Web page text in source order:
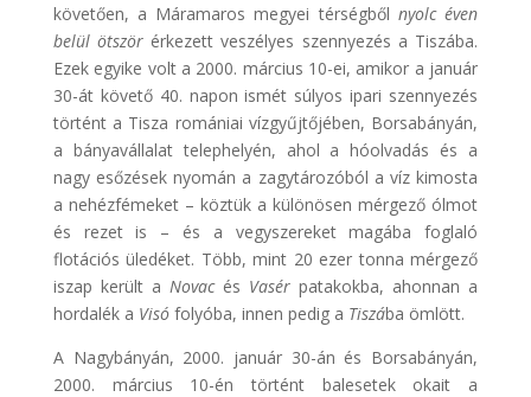
követően, a Máramaros megyei térségből nyolc éven
belül ötször érkezett veszélyes szennyezés a Tiszába.
Ezek egyike volt a 2000. március 10-ei, amikor a január
30-át követő 40. napon ismét súlyos ipari szennyezés
történt a Tisza romániai vízgyűjtőjében, Borsabányán,
a bányavállalat telephelyén, ahol a hóolvadás és a
nagy esőzések nyomán a zagytározóból a víz kimosta
a nehézfémeket – köztük a különösen mérgező ólmot
és rezet is – és a vegyszereket magába foglaló
flotációs üledéket. Több, mint 20 ezer tonna mérgező
iszap került a Novacés Vasérpatakokba, ahonnan a
hordalék a Visófolyóba, innen pedig a Tiszába ömlött.
A Nagybányán, 2000. január 30-án és Borsabányán,
2000. március 10-én történt balesetek okait a